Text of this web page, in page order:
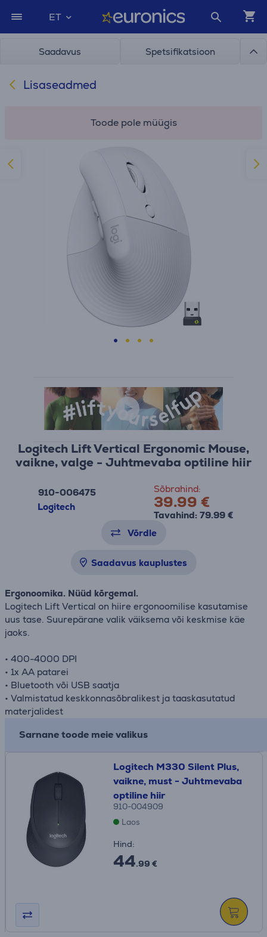
ET
Saadavus Spetsifikatsioon
Lisaseadmed
Toode pole müügis
Logitech Lift Vertical Ergonomic Mouse,
vaikne, valge - Juhtmevaba optiline hiir
910-006475
Logitech
Sõbrahind:
39.99 €
Tavahind: 79.99 €
Võrdle
Saadavus kauplustes
Ergonoomika. Nüüd kõrgemal.
Logitech Lift Vertical on hiire ergonoomilise kasutamise
uus tase. Suurepärane valik väiksema või keskmise käe
jaoks.
• 400-4000 DPI
• 1x AA patarei
• Bluetooth või USB saatja
• Valmistatud keskkonnasõbralikest ja taaskasutatud
materjalidest
Sarnane toode meie valikus
Logitech M330 Silent Plus,
vaikne, must - Juhtmevaba
optiline hiir
910-004909
Laos
Hind:
44.99 €